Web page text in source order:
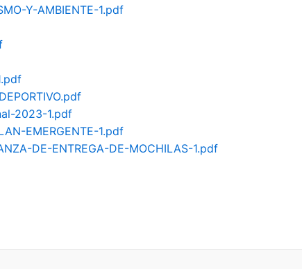
Y-AMBIENTE-1.pdf
2023-1.pdf
EMERGENTE-1.pdf
DE-ENTREGA-DE-MOCHILAS-1.pdf